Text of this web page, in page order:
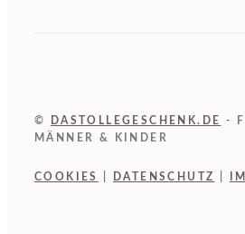
© DASTOLLEGESCHENK.DE
-
MÄNNER & KINDER
COOKIES DATENSCHUTZ